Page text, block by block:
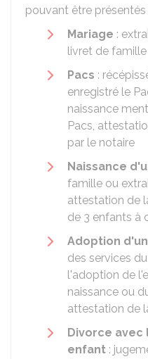
pouvant être
Mariage :
livret de famille
Pacs :
enregistré le
naissance
Pacs,
par le notaire
Naissance
famille ou
attestation de
de 3 enfants à
Adoption d'un
des services
l'adoption de
naissance ou
attestation de
Divorce avec
enfant :